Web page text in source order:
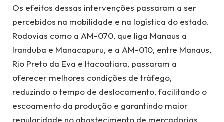
Os efeitos dessas intervenções passaram a ser
percebidos na mobilidade e na logística do estado.
Rodovias como a AM-070, que liga Manaus a
Iranduba e Manacapuru, e a AM-010, entre Manaus,
Rio Preto da Eva e Itacoatiara, passaram a
oferecer melhores condições de tráfego,
reduzindo o tempo de deslocamento, facilitando o
escoamento da produção e garantindo maior